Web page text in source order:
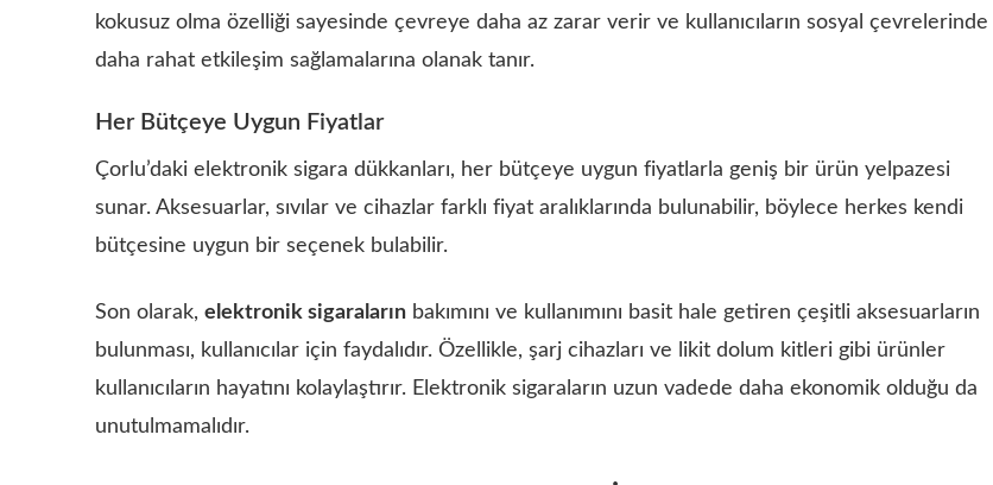
kokusuz olma özelliği sayesinde çevreye daha az zarar verir ve kullanıcıların sosyal çevrelerinde
daha rahat etkileşim sağlamalarına olanak tanır.
Her Bütçeye Uygun Fiyatlar
Çorlu’daki elektronik sigara dükkanları, her bütçeye uygun fiyatlarla geniş bir ürün yelpazesi
sunar. Aksesuarlar, sıvılar ve cihazlar farklı fiyat aralıklarında bulunabilir, böylece herkes kendi
bütçesine uygun bir seçenek bulabilir.
Son olarak, elektronik sigaraların bakımını ve kullanımını basit hale getiren çeşitli aksesuarların
bulunması, kullanıcılar için faydalıdır. Özellikle, şarj cihazları ve likit dolum kitleri gibi ürünler
kullanıcıların hayatını kolaylaştırır. Elektronik sigaraların uzun vadede daha ekonomik olduğu da
unutulmamalıdır.